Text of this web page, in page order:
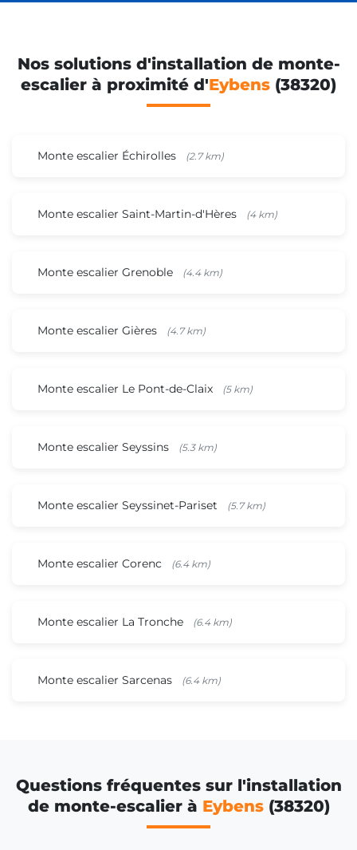
Nos solutions d'installation de monte-
escalier à proximité d'Eybens (38320)
Monte escalier Échirolles (2.7 km)
Monte escalier Saint-Martin-d'Hères (4 km)
Monte escalier Grenoble (4.4 km)
Monte escalier Gières (4.7 km)
Monte escalier Le Pont-de-Claix (5 km)
Monte escalier Seyssins (5.3 km)
Monte escalier Seyssinet-Pariset (5.7 km)
Monte escalier Corenc (6.4 km)
Monte escalier La Tronche (6.4 km)
Monte escalier Sarcenas (6.4 km)
Questions fréquentes sur l'installation
de monte-escalier à Eybens(38320)